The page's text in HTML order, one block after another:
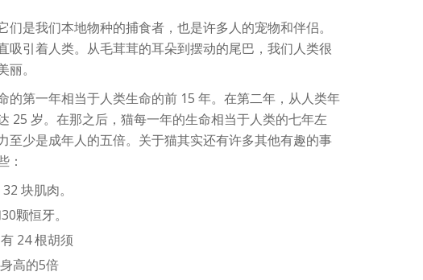
们是我们本地物种的捕食者，也是许多人的宠物和伴侣。
吸引着人类。从毛茸茸的耳朵到摆动的尾巴，我们人类很
。
的第一年相当于人类生命的前 15 年。在第二年，从人类年
25 岁。在那之后，猫每一年的生命相当于人类的七年左
至少是成年人的五倍。关于猫其实还有许多其他有趣的事
：
块肌肉。
颗恒牙。
24 根胡须
高的5倍